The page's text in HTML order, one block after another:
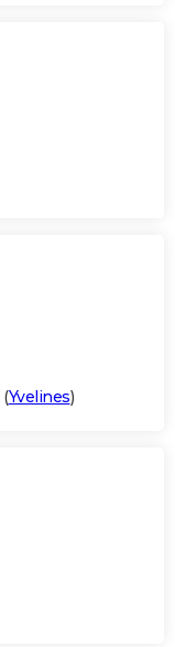
(Yvelines)